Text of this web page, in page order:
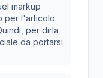
markup
per l'articolo.
per dirla
da portarsi